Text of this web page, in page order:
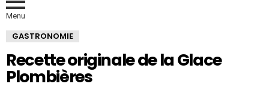
Menu
GASTRONOMIE
Recette originale de la Glace
Plombières